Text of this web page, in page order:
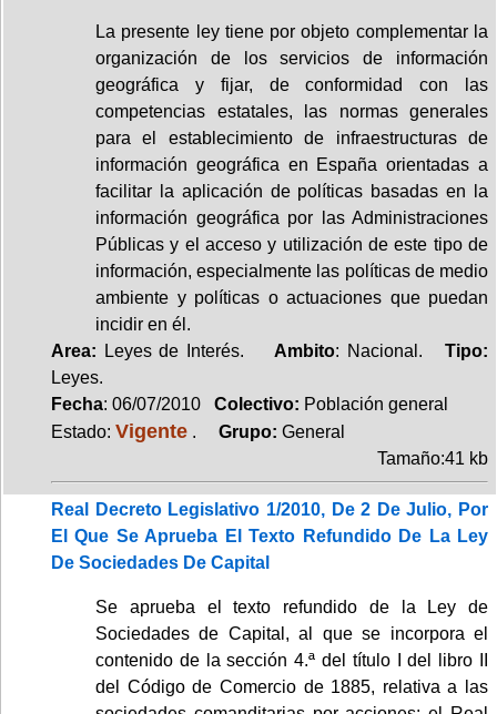
La presente ley tiene por objeto complementar la
organización de los servicios de información
geográfica y fijar, de conformidad con las
competencias estatales, las normas generales
para el establecimiento de infraestructuras de
información geográfica en España orientadas a
facilitar la aplicación de políticas basadas en la
información geográfica por las Administraciones
Públicas y el acceso y utilización de este tipo de
información, especialmente las políticas de medio
ambiente y políticas o actuaciones que puedan
incidir en él.
Area: Leyes de Interés. Ambito: Nacional.Tipo:
Leyes.
Fecha: 06/07/2010 Colectivo: Población general
Estado: Vigente . Grupo: General
Tamaño:41 kb
Real Decreto Legislativo 1/2010, De 2 De Julio, Por
El Que Se Aprueba El Texto Refundido De La Ley
De Sociedades De Capital
Se aprueba el texto refundido de la Ley de
Sociedades de Capital, al que se incorpora el
contenido de la sección 4.ª del título I del libro II
del Código de Comercio de 1885, relativa a las